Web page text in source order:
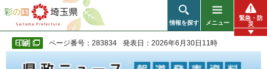
彩の国 埼玉県
情報を探す メニュー
緊急・防
災
ページ番号：283834 発表日：2026年6月30日11時